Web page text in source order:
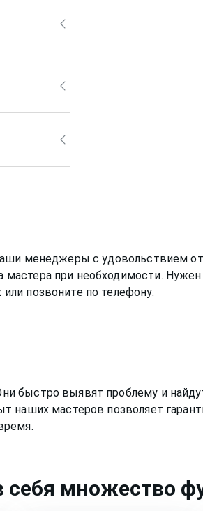
окна
менеджеры с удовольствием
при необходимости.
позвоните по телефону.
быстро выявят проблему и
мастеров позволяет
себя множество